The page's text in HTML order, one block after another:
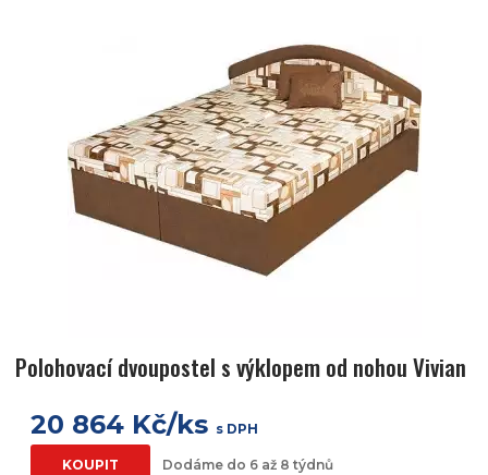
Polohovací dvoupostel s výklopem od nohou Vivian
20 864 Kč/ks s DPH
KOUPIT Dodáme do 6 až 8 týdnů